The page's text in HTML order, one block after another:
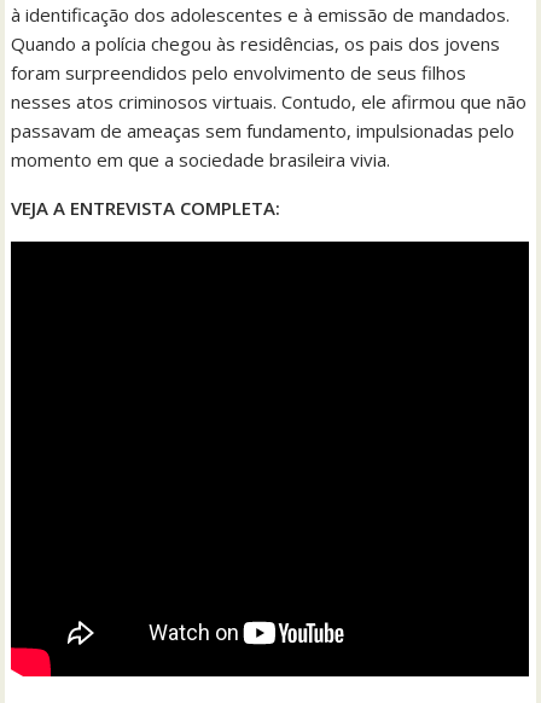
à identificação dos adolescentes e à emissão de mandados.
Quando a polícia chegou às residências, os pais dos jovens
foram surpreendidos pelo envolvimento de seus filhos
nesses atos criminosos virtuais. Contudo, ele afirmou que não
passavam de ameaças sem fundamento, impulsionadas pelo
momento em que a sociedade brasileira vivia.
VEJA A ENTREVISTA COMPLETA: